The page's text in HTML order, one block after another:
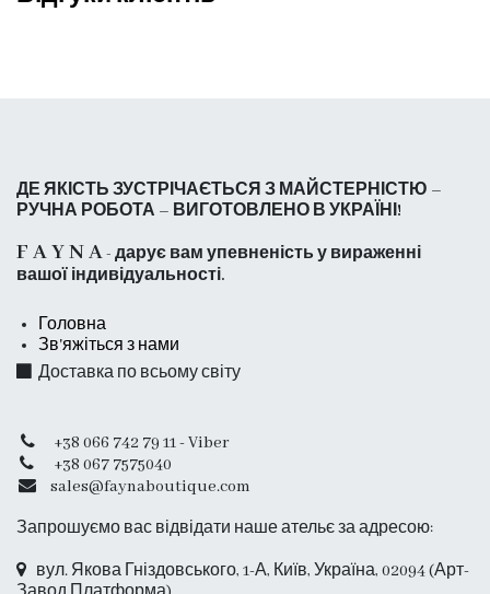
ДЕ ЯКІСТЬ ЗУСТРІЧАЄТЬСЯ З МАЙСТЕРНІСТЮ –
РУЧНА РОБОТА – ВИГОТОВЛЕНО В УКРАЇНІ!
F A Y N A- дарує вам упевненість у вираженні
вашої індивідуальності.
Головна
Зв'яжіться з нами
Доставка по всьому світу
+38 066 742 79 11 - Viber
+38 067 7575040
sales@faynaboutique.com
Запрошуємо вас відвідати наше ательє за адресою:
вул. Якова Гніздовського, 1-А, Київ, Україна, 02094 (Арт-